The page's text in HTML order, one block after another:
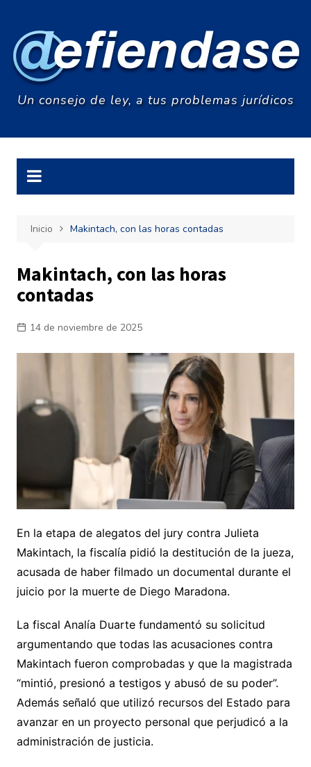
contenido
Un consejo de ley, a tus problemas jurídicos
Inicio Makintach, con las horas contadas
Makintach, con las horas
contadas
14 de noviembre de 2025
En la etapa de alegatos del jury contra Julieta
Makintach, la fiscalía pidió la destitución de la jueza,
acusada de haber filmado un documental durante el
juicio por la muerte de Diego Maradona.
La fiscal Analía Duarte fundamentó su solicitud
argumentando que todas las acusaciones contra
Makintach fueron comprobadas y que la magistrada
“mintió, presionó a testigos y abusó de su poder”.
Además señaló que utilizó recursos del Estado para
avanzar en un proyecto personal que perjudicó a la
administración de justicia.